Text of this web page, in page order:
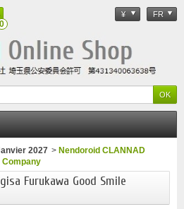
¥ FR
0
2027 > Nendoroid CLANNAD
Company
Furukawa Good Smile